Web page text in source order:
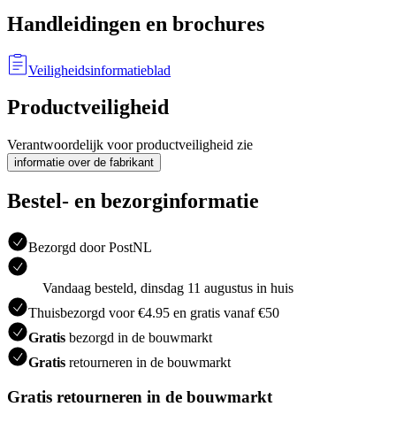
Handleidingen en brochures
Veiligheidsinformatieblad
Productveiligheid
Verantwoordelijk voor productveiligheid zie
informatie over de fabrikant
Bestel- en bezorginformatie
Bezorgd door PostNL
Vandaag besteld, dinsdag 11 augustus in huis
Thuisbezorgd voor €4.95 en gratis vanaf €50
Gratis bezorgd in de bouwmarkt
Gratis retourneren in de bouwmarkt
Gratis retourneren in de bouwmarkt